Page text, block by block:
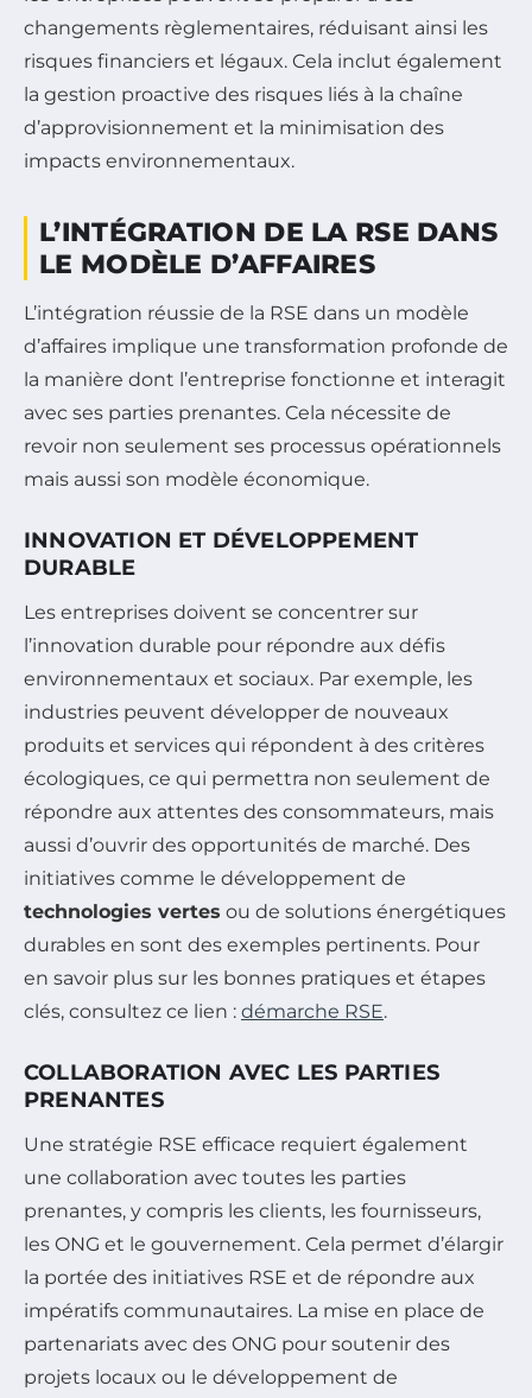
changements règlementaires, réduisant ainsi les
risques financiers et légaux. Cela inclut également
la gestion proactive des risques liés à la chaîne
d’approvisionnement et la minimisation des
impacts environnementaux.
L’INTÉGRATION DE LA RSE DANS
LE MODÈLE D’AFFAIRES
L’intégration réussie de la RSE dans un modèle
d’affaires implique une transformation profonde de
la manière dont l’entreprise fonctionne et interagit
avec ses parties prenantes. Cela nécessite de
revoir non seulement ses processus opérationnels
mais aussi son modèle économique.
INNOVATION ET DÉVELOPPEMENT
DURABLE
Les entreprises doivent se concentrer sur
l’innovation durable pour répondre aux défis
environnementaux et sociaux. Par exemple, les
industries peuvent développer de nouveaux
produits et services qui répondent à des critères
écologiques, ce qui permettra non seulement de
répondre aux attentes des consommateurs, mais
aussi d’ouvrir des opportunités de marché. Des
initiatives comme le développement de
technologies vertes ou de solutions énergétiques
durables en sont des exemples pertinents. Pour
en savoir plus sur les bonnes pratiques et étapes
clés, consultez ce lien : démarche RSE.
COLLABORATION AVEC LES PARTIES
PRENANTES
Une stratégie RSE efficace requiert également
une collaboration avec toutes les parties
prenantes, y compris les clients, les fournisseurs,
les ONG et le gouvernement. Cela permet d’élargir
la portée des initiatives RSE et de répondre aux
impératifs communautaires. La mise en place de
partenariats avec des ONG pour soutenir des
projets locaux ou le développement de